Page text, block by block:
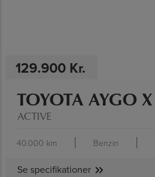
129.900 Kr.
TOYOTA AYGO X
ACTIVE
40.000 km Benzin
Se specifikationer